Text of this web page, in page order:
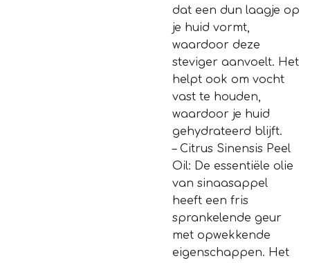
dat een dun laagje op
je huid vormt,
waardoor deze
steviger aanvoelt. Het
helpt ook om vocht
vast te houden,
waardoor je huid
gehydrateerd blijft.
– Citrus Sinensis Peel
Oil: De essentiële olie
van sinaasappel
heeft een fris
sprankelende geur
met opwekkende
eigenschappen. Het